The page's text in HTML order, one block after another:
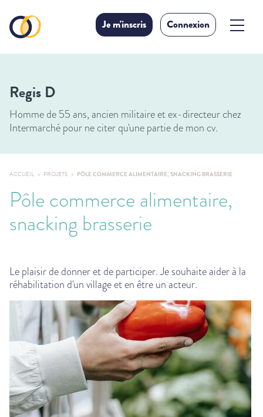
Je m'inscris Connexion
Regis D
Homme de 55 ans, ancien militaire et ex-directeur chez
Intermarché pour ne citer qu'une partie de mon cv.
ACCUEIL PROJETS PÔLE COMMERCE ALIMENTAIRE, SNACKING BRASSERIE
Pôle commerce alimentaire,
snacking brasserie
Le plaisir de donner et de participer. Je souhaite aider à la
réhabilitation d'un village et en être un acteur.